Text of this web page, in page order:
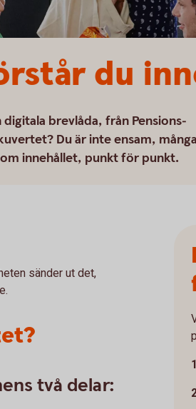
du
brevlåda, från Pensions­
Du är inte ensam, många
innehållet, punkt för punkt.
sänder ut det,
två delar: